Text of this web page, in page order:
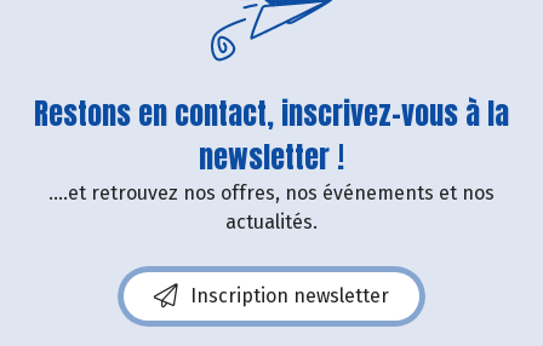
Restons en contact, inscrivez-vous à la
newsletter !
....et retrouvez nos offres, nos événements et nos
actualités.
Inscription newsletter